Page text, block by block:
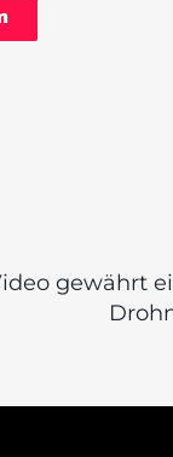
gewährt